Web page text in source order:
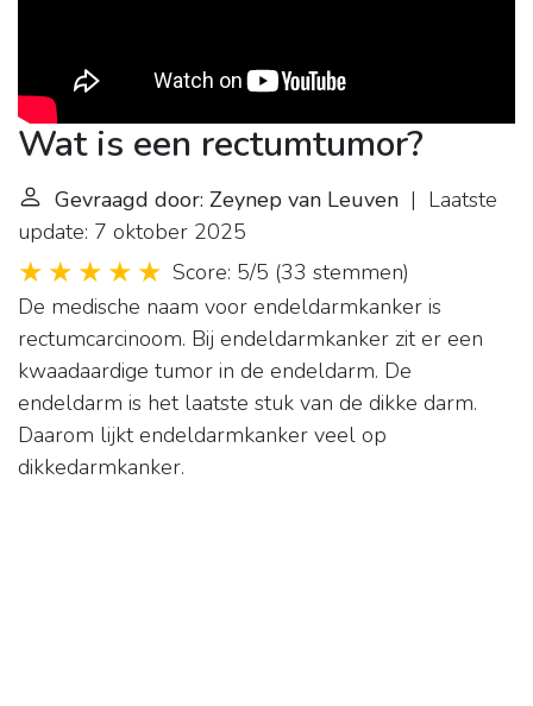
Wat is een rectumtumor?
Gevraagd door: Zeynep van Leuven | Laatste
update: 7 oktober 2025
Score: 5/5 (33 stemmen)
De medische naam voor endeldarmkanker is
rectumcarcinoom. Bij endeldarmkanker zit er een
kwaadaardige tumor in de endeldarm. De
endeldarm is het laatste stuk van de dikke darm.
Daarom lijkt endeldarmkanker veel op
dikkedarmkanker.